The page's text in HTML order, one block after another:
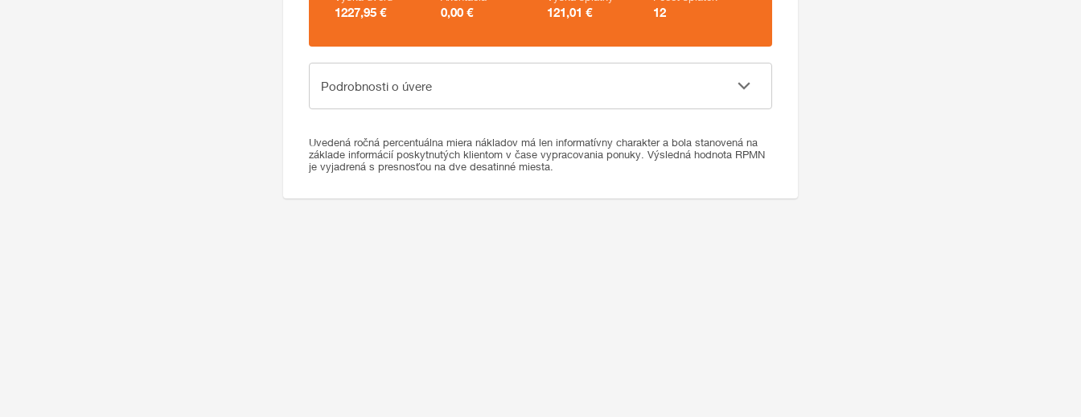
1227,95 € 0,00 € 121,01 € 12
Podrobnosti o úvere
Podrobnosti o úvere
Uvedená ročná percentuálna miera nákladov má len informatívny charakter a bola stanovená na
základe informácií poskytnutých klientom v čase vypracovania ponuky. Výsledná hodnota RPMN
je vyjadrená s presnosťou na dve desatinné miesta.